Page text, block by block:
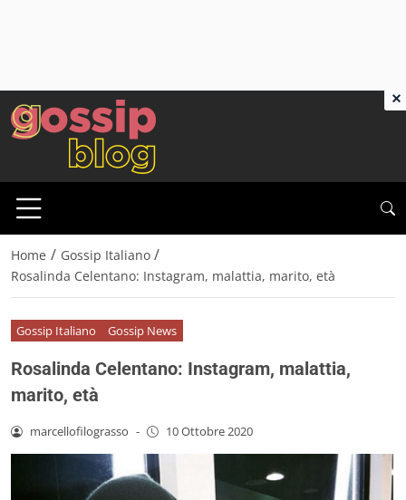
Home / Gossip Italiano /
Rosalinda Celentano: Instagram, malattia, marito, età
Gossip Italiano Gossip News
Rosalinda Celentano: Instagram, malattia,
marito, età
marcellofilograsso - 10 Ottobre 2020
×